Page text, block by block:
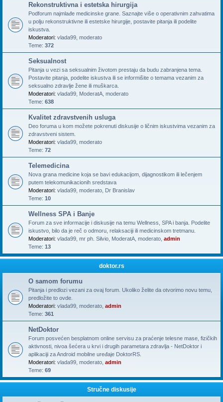
Rekonstruktivna i estetska hirurgija
Podforum najmlađe medicinske grane. Saznajte više o operativnim zahvatima
u polju rekonstruktivne ili estetske hirurgije, postavite pitanja ili podelite
iskustva.
Moderatori: vlada99 moderato
Teme: 372
Seksualnost
Pitanja u vezi sa seksualnim životom prestaju da budu zabranjena tema.
Postavite pitanja, podelite iskustva ili se informišite o temama vezanim za
seksualno zdravlje žene ili muškarca.
Moderatori: vlada99 ModeratA moderato
Teme: 638
Kvalitet zdravstvenih usluga
Deo foruma u kom možete pokrenuti diskusije o ličnim iskustvima vezanim za
zdravstveni sistem.
Moderatori: vlada99 moderato
Teme: 72
Telemedicina
Nova grana medicine koja se bavi edukacijom, dijagnostikom ili lečenjem
putem telekomunikacionih sredstava
Moderatori: vlada99 moderato Dr Branislav
Teme: 10
Wellness SPA i Banje
Forum za sve informacije i diskusije na temu Wellness, SPA i banja. Podelite
iskustvo, bilo da je reč o odmoru, relaksaciji ili medicinskom tretmanu.
Moderatori: vlada99 mr ph. Silvio ModeratA moderato admin
Teme: 13
doktor.rs
O samom forumu
Pitanja i predlozi vezani za ovaj forum. Ukoliko želite da otvorimo novu temu,
predložite to ovde.
Moderatori: vlada99 moderato admin
Teme: 361
NetDoktor
Forum posvećen besplatnom online servisu za praćenje telesne mase, fizičkih
aktivnosti, nivoa šećera u krvi i drugih parametara zdravlja - NetDoktor i
aplikaciji za Android mobilne uređaje DoktorRS.
Moderatori: vlada99 moderato admin
Teme: 69
Stručne diskusije